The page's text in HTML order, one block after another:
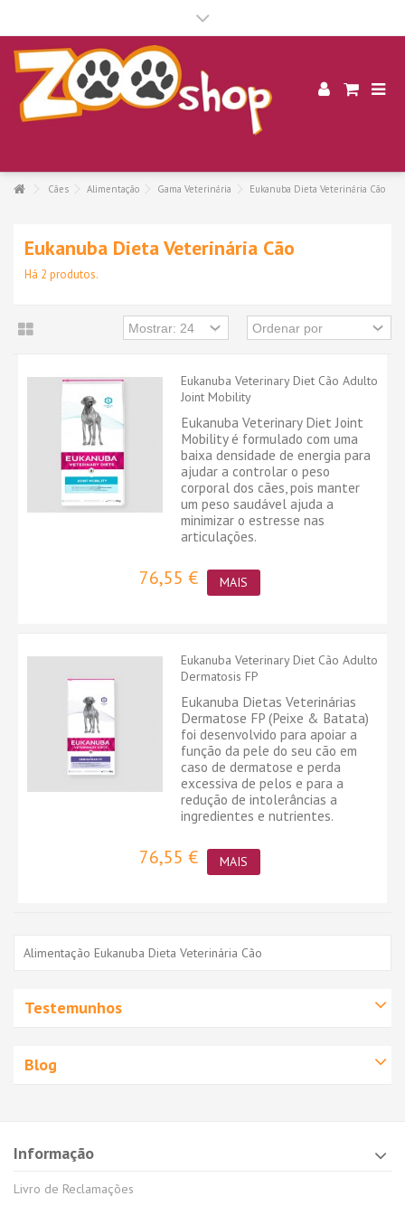
Cães Alimentação Gama Veterinária Eukanuba Dieta Veterinária Cão
Eukanuba Dieta Veterinária Cão
Há 2 produtos.
Eukanuba Veterinary Diet Cão Adulto
Joint Mobility
Eukanuba Veterinary Diet Joint
Mobility é formulado com uma
baixa densidade de energia para
ajudar a controlar o peso
corporal dos cães, pois manter
um peso saudável ajuda a
minimizar o estresse nas
articulações.
76,55 € MAIS
Eukanuba Veterinary Diet Cão Adulto
Dermatosis FP
Eukanuba Dietas Veterinárias
Dermatose FP (Peixe & Batata)
foi desenvolvido para apoiar a
função da pele do seu cão em
caso de dermatose e perda
excessiva de pelos e para a
redução de intolerâncias a
ingredientes e nutrientes.
76,55 € MAIS
Alimentação Eukanuba Dieta Veterinária Cão
Testemunhos
Blog
Informação
Livro de Reclamações